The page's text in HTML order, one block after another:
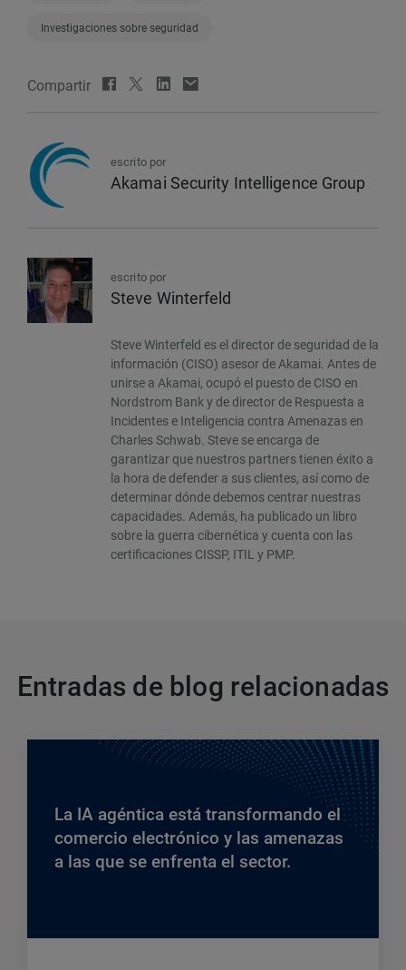
Investigaciones sobre seguridad
Compartir
escrito por
Akamai Security Intelligence Group
escrito por
Steve Winterfeld
Steve Winterfeld es el director de seguridad de la
información (CISO) asesor de Akamai. Antes de
unirse a Akamai, ocupó el puesto de CISO en
Nordstrom Bank y de director de Respuesta a
Incidentes e Inteligencia contra Amenazas en
Charles Schwab. Steve se encarga de
garantizar que nuestros partners tienen éxito a
la hora de defender a sus clientes, así como de
determinar dónde debemos centrar nuestras
capacidades. Además, ha publicado un libro
sobre la guerra cibernética y cuenta con las
certificaciones CISSP, ITIL y PMP.
Entradas de blog relacionadas
La IA agéntica está transformando el
comercio electrónico y las amenazas
a las que se enfrenta el sector.